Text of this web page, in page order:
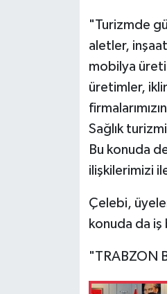
"Turizmde
aletler,
mobilya
üretimler,
Sağlık
Bu konuda
ilişkilerimizi
Çelebi,
konuda da
"TRABZON